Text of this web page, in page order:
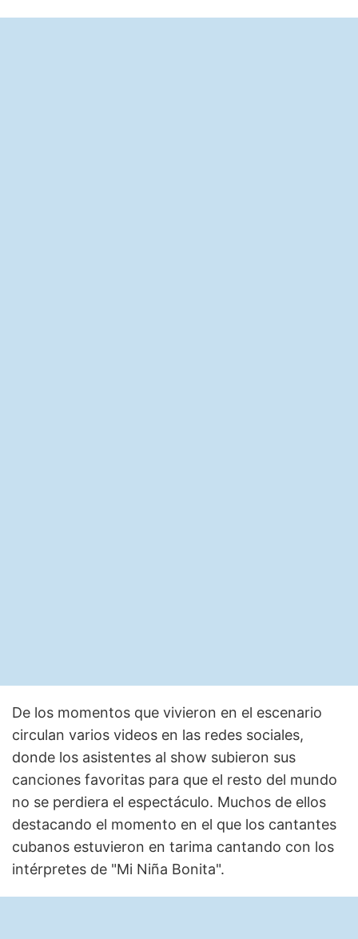
De los momentos que vivieron en el escenario
circulan varios videos en las redes sociales,
donde los asistentes al show subieron sus
canciones favoritas para que el resto del mundo
no se perdiera el espectáculo. Muchos de ellos
destacando el momento en el que los cantantes
cubanos estuvieron en tarima cantando con los
intérpretes de "Mi Niña Bonita".